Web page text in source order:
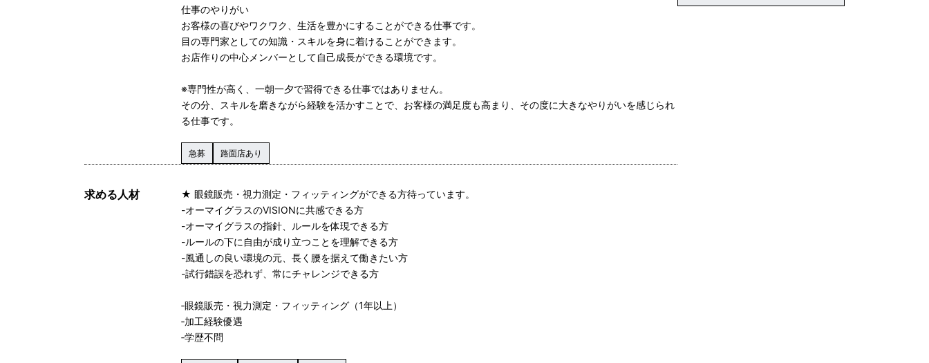
仕事のやりがい
お客様の喜びやワクワク、生活を豊かにすることができる仕事です。
目の専門家としての知識・スキルを身に着けることができます。
お店作りの中心メンバーとして自己成長ができる環境です。
※専門性が高く、一朝一夕で習得できる仕事ではありません。
その分、スキルを磨きながら経験を活かすことで、お客様の満足度も高まり、その度に大きなやりがいを感じられ
る仕事です。
急募 路面店あり
求める人材
★ 眼鏡販売・視力測定・フィッティングができる方待っています。
-オーマイグラスのVISIONに共感できる方
-オーマイグラスの指針、ルールを体現できる方
-ルールの下に自由が成り立つことを理解できる方
-風通しの良い環境の元、長く腰を据えて働きたい方
-試行錯誤を恐れず、常にチャレンジできる方
‐眼鏡販売・視力測定・フィッティング（1年以上）
‐加工経験優遇
‐学歴不問